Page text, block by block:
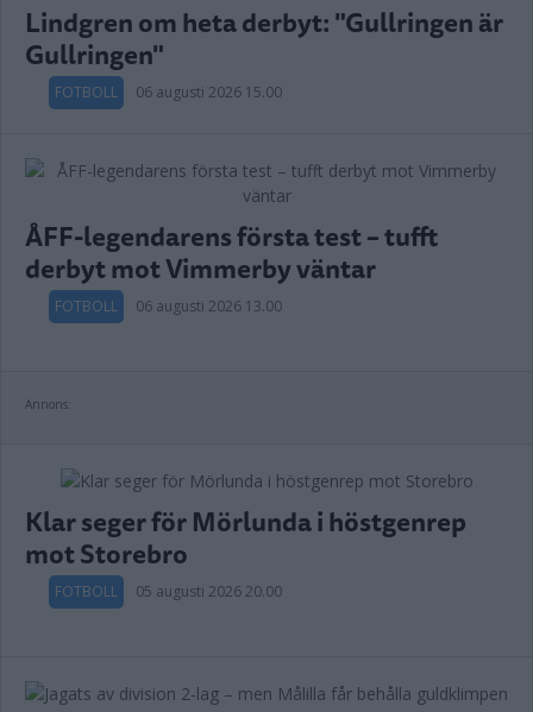
Lindgren om heta derbyt: "Gullringen är
Gullringen"
FOTBOLL 06 augusti 2026 15.00
ÅFF-legendarens första test – tufft
derbyt mot Vimmerby väntar
FOTBOLL 06 augusti 2026 13.00
Annons:
Klar seger för Mörlunda i höstgenrep
mot Storebro
FOTBOLL 05 augusti 2026 20.00